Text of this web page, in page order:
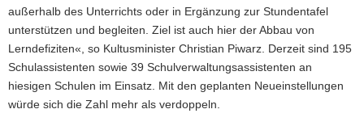
außerhalb des Unterrichts oder in Ergänzung zur Stundentafel
unterstützen und begleiten. Ziel ist auch hier der Abbau von
Lerndefiziten«, so Kultusminister Christian Piwarz. Derzeit sind 195
Schulassistenten sowie 39 Schulverwaltungsassistenten an
hiesigen Schulen im Einsatz. Mit den geplanten Neueinstellungen
würde sich die Zahl mehr als verdoppeln.